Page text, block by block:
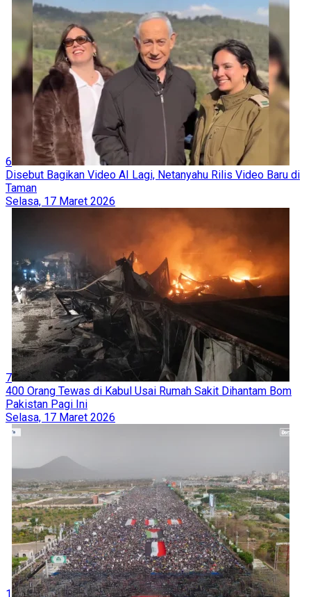
6
Disebut Bagikan Video AI Lagi, Netanyahu Rilis Video Baru di
Taman
Selasa, 17 Maret 2026
7
400 Orang Tewas di Kabul Usai Rumah Sakit Dihantam Bom
Pakistan Pagi Ini
Selasa, 17 Maret 2026
1